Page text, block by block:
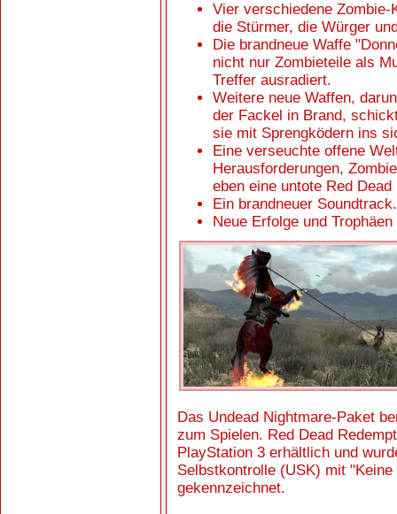
Vier verschiedene
die Stürmer, die Würger
Die brandneue Waffe
nicht nur Zombieteile als
Treffer ausradiert.
Weitere neue Waffen,
der Fackel in Brand,
sie mit Sprengködern ins
Eine verseuchte offene
Herausforderungen,
eben eine untote Red
Ein brandneuer Soundtrack.
Neue Erfolge und Trophäen
Das Undead Nightmare-Paket
zum Spielen. Red Dead
PlayStation 3 erhältlich und
Selbstkontrolle (USK) mit
gekennzeichnet.